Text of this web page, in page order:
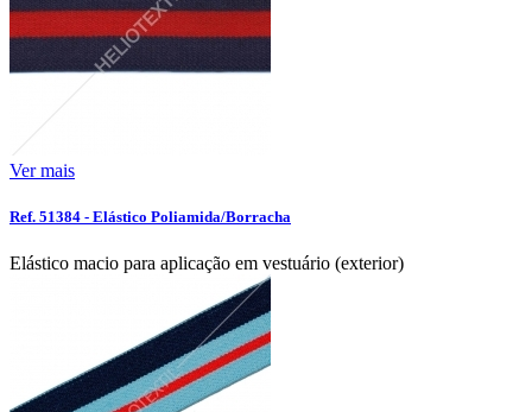
Ver mais
Ref. 51384 - Elástico Poliamida/Borracha
Elástico macio para aplicação em vestuário (exterior)